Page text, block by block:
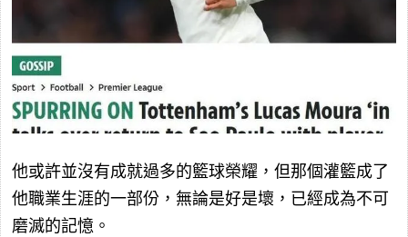
他或許並沒有成就過多的籃球榮耀，但那個灌籃成了
他職業生涯的一部份，無論是好是壞，已經成為不可
磨滅的記憶。